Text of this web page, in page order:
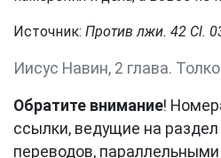
Источник: Против лжи. 42 Сl.
Иисус Навин, 2 глава.
Обратите внимание!
ссылки, ведущие на
переводов,